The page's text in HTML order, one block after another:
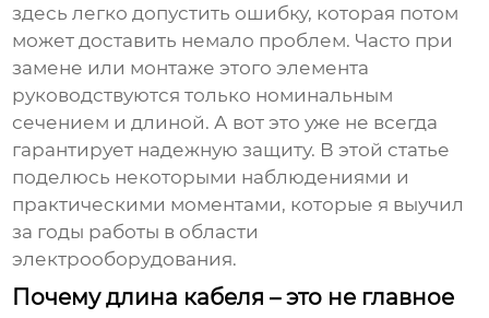
здесь легко допустить ошибку, которая потом
может доставить немало проблем. Часто при
замене или монтаже этого элемента
руководствуются только номинальным
сечением и длиной. А вот это уже не всегда
гарантирует надежную защиту. В этой статье
поделюсь некоторыми наблюдениями и
практическими моментами, которые я выучил
за годы работы в области
электрооборудования.
Почему длина кабеля – это не главное